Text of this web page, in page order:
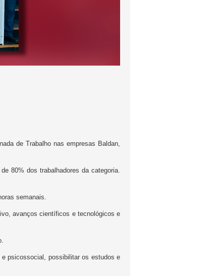
de Trabalho nas empresas Baldan,
80% dos trabalhadores da categoria.
semanais.
avanços científicos e tecnológicos e
psicossocial, possibilitar os estudos e